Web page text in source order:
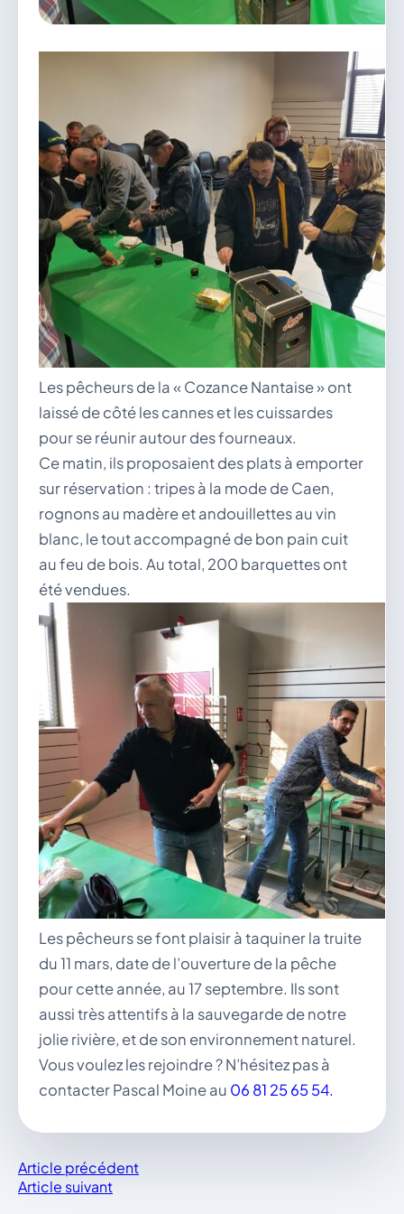
vous.
mairie@douvres.fr
Le guichet des associations
publier une annonce
Les pêcheurs de la « Cozance Nantaise » ont
laissé de côté les cannes et les cuissardes
pour se réunir autour des fourneaux.
Ce matin, ils proposaient des plats à emporter
sur réservation : tripes à la mode de Caen,
rognons au madère et andouillettes au vin
blanc, le tout accompagné de bon pain cuit
au feu de bois. Au total, 200 barquettes ont
été vendues.
Les pêcheurs se font plaisir à taquiner la truite
du 11 mars, date de l’ouverture de la pêche
pour cette année, au 17 septembre. Ils sont
aussi très attentifs à la sauvegarde de notre
jolie rivière, et de son environnement naturel.
Vous voulez les rejoindre ? N’hésitez pas à
contacter Pascal Moine au 06 81 25 65 54.
Article précédent
Article suivant